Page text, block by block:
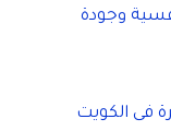
وجودة
جبس بورد 2025 فاخرة فى الكويت